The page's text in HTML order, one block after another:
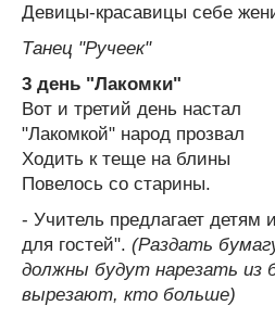
Девицы-красавицы себе
Танец "Ручеек"
3 день "Лакомки"
Вот и третий день настал
"Лакомкой" народ прозвал
Ходить к теще на блины
Повелось со старины.
- Учитель предлагает детям
для гостей". (Раздать
должны будут нарезать из
вырезают, кто больше)